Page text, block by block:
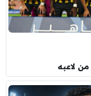
لاعبه